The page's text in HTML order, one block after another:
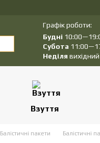
Графік роботи:
Будні
Субота
Неділя вихідний
Взуття
Балістичні пакети Балістичні